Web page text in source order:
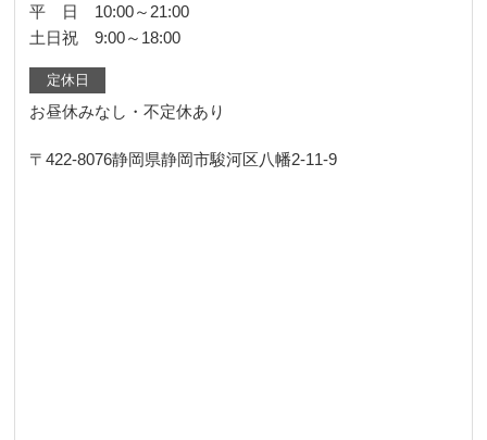
平 日 10:00～21:00
土日祝 9:00～18:00
定休日
お昼休みなし・不定休あり
〒422-8076静岡県静岡市駿河区八幡2-11-9